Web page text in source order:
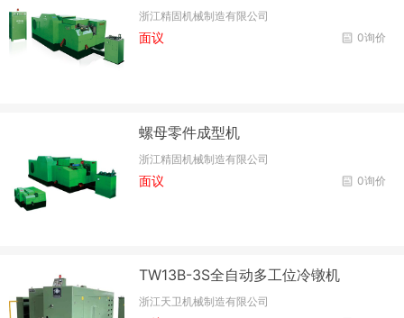
浙江精固机械制造有限公司
0询价
面议
螺母零件成型机
浙江精固机械制造有限公司
0询价
面议
TW13B-3S全自动多工位冷镦机
浙江天卫机械制造有限公司